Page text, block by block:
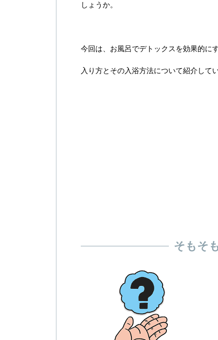
しょうか。
今回は、お風呂でデトックスを効果的に
入り方とその入浴方法について紹介して
そもそ